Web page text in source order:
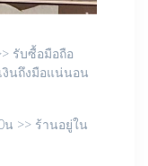
รับซื้อมือถือ
งินถึงมือแน่นอน
น >> ร้านอยู่ใน